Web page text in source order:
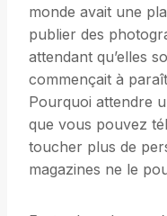
monde avait une
publier des
attendant qu’elles
commençait à
Pourquoi attendre
que vous pouvez
toucher plus de
magazines ne le